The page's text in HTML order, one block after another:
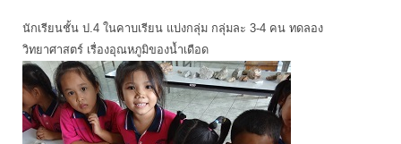
นักเรียนชั้น ป.4 ในคาบเรียน แบ่งกลุ่ม กลุ่มละ 3-4 คน ทดลอง
วิทยาศาสตร์ เรื่องอุณหภูมิของน้ำเดือด